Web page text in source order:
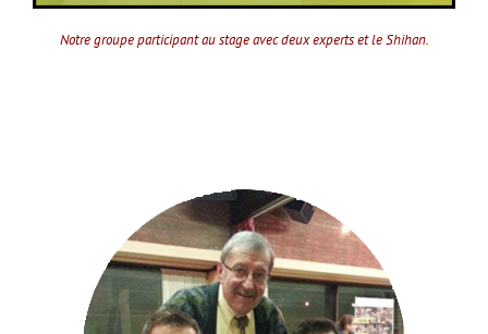
Notre groupe participant au stage avec deux experts et le Shihan.